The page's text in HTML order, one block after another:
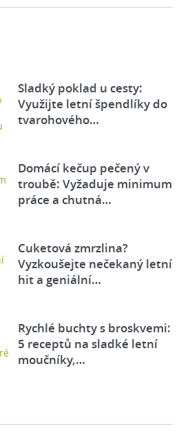
Sladký poklad u cesty:
Využijte letní špendlíky do
tvarohového…
Domácí kečup pečený v
troubě: Vyžaduje minimum
práce a chutná…
Cuketová zmrzlina?
Vyzkoušejte nečekaný letní
hit a geniální…
Rychlé buchty s broskvemi:
5 receptů na sladké letní
moučníky,…